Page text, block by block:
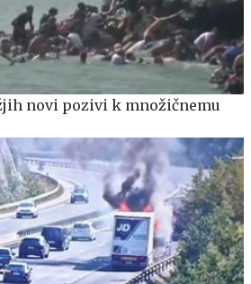
novi pozivi k množičnemu